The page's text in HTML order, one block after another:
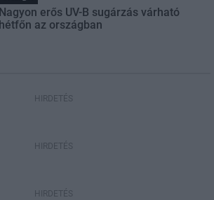
Nagyon erős UV-B sugárzás várható
hétfőn az országban
HIRDETÉS
HIRDETÉS
HIRDETÉS